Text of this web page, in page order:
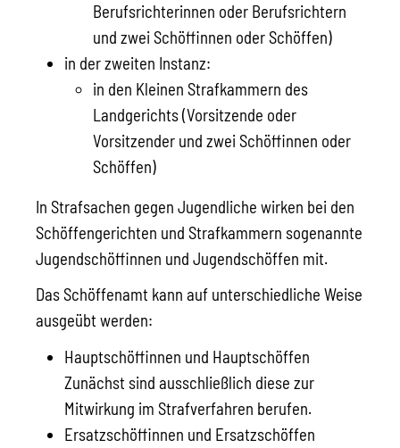
Berufsrichterinnen oder Berufsrichtern
und zwei Schöffinnen oder Schöffen)
in der zweiten Instanz:
in den Kleinen Strafkammern des
Landgerichts (Vorsitzende oder
Vorsitzender und zwei Schöffinnen oder
Schöffen)
In Strafsachen gegen Jugendliche wirken bei den
Schöffengerichten und Strafkammern sogenannte
Jugendschöffinnen und Jugendschöffen mit.
Das Schöffenamt kann auf unterschiedliche Weise
ausgeübt werden:
Hauptschöffinnen und Hauptschöffen
Zunächst sind ausschließlich diese zur
Mitwirkung im Strafverfahren berufen.
Ersatzschöffinnen und Ersatzschöffen